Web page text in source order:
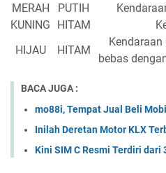
MERAH
PUTIH
KUNING
HITAM
HIJAU
HITAM
bebas
BACA JUGA :
mo88i, Tempat Jual Beli
Inilah Deretan Motor KLX
Kini SIM C Resmi Terdiri dari